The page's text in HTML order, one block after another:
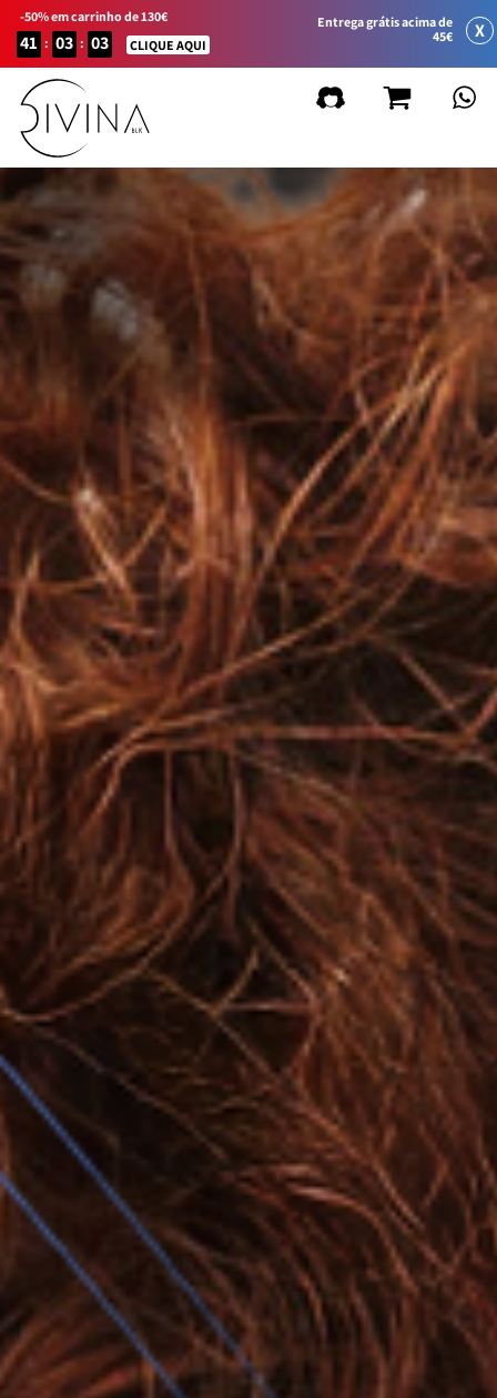
-50% em carrinho de 130€
41 : 03 : 03 CLIQUE AQUI
Entrega grátis acima de
45€
X
FILTRAR
filtros
por linha de produto
Natural&Amazing
Curly Summer
Acessórios
Baby Curly
Sport&Go
GIFT_CARD
Selecionar para benefício
Definição
Styling
Elasticidade
Anti Frizz
Saúde
Reparação
Ultra-hidratação
Suavidade
Detanglig
Todos os benefícios
Refresh
TERMOPROTEZIONE
Proteção Solar
por tipo de cabelo
KIT Produtos